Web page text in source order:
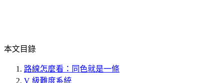
本文目錄
路線怎麼看：同色就是一條
V 級難度系統